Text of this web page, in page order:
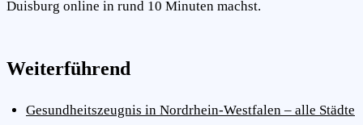
Duisburg online in rund 10 Minuten machst.
Weiterführend
Gesundheitszeugnis in Nordrhein-Westfalen – alle Städte